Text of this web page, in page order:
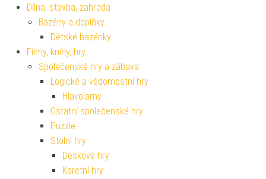
Dílna, stavba, zahrada
Bazény a doplňky
Dětské bazénky
Filmy, knihy, hry
Společenské hry a zábava
Logické a vědomostní hry
Hlavolamy
Ostatní společenské hry
Puzzle
Stolní hry
Deskové hry
Karetní hry